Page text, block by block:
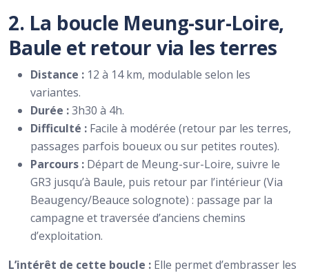
2. La boucle Meung-sur-Loire,
Baule et retour via les terres
Distance : 12 à 14 km, modulable selon les
variantes.
Durée :3h30 à 4h.
Difficulté : Facile à modérée (retour par les terres,
passages parfois boueux ou sur petites routes).
Parcours : Départ de Meung-sur-Loire, suivre le
GR3 jusqu’à Baule, puis retour par l’intérieur (Via
Beaugency/Beauce solognote) : passage par la
campagne et traversée d’anciens chemins
d’exploitation.
L’intérêt de cette boucle : Elle permet d’embrasser les